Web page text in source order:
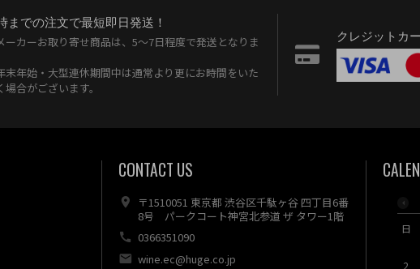
までの注文で最短即日発送！
ーカーお取り寄せ商品は、5〜7日程度で発送となりま
末年始・大型連休期間中は通常より更にお時間をいた
場合がございます。
クレジットカ
CONTACT US
〒1510051 東京都 渋谷区千駄ヶ谷 四丁目6番
8号 パークコート神宮北参道 ザ タワー1階
0366351090
wine.ec@huge.co.jp
日
2